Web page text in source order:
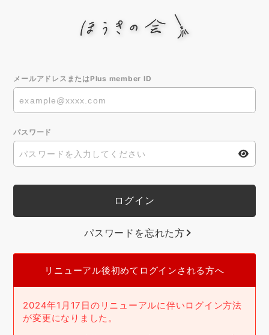
メールアドレスまたはPlus member ID
パスワード
パスワードを忘れた方
リニューアル後初めてログインされる方へ
2024年1月17日のリニューアルに伴いログイン方法
が変更になりました。